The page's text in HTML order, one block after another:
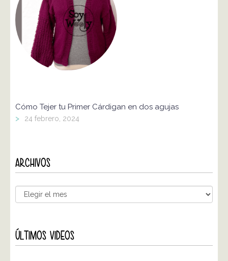
Cómo Tejer tu Primer Cárdigan en dos agujas
> 24 febrero, 2024
ARCHIVOS
ÚLTIMOS VIDEOS